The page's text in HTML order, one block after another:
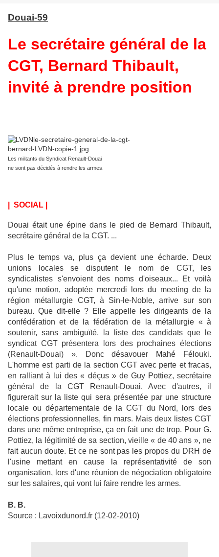
Douai-59
Le secrétaire général de la
CGT, Bernard Thibault,
invité à prendre position
Les militants du Syndicat Renault-Douai
ne sont pas décidés à rendre les armes.
| SOCIAL |
Douai était une épine dans le pied de Bernard Thibault,
secrétaire général de la CGT. ...
Plus le temps va, plus ça devient une écharde. Deux
unions locales se disputent le nom de CGT, les
syndicalistes s'envoient des noms d'oiseaux... Et voilà
qu'une motion, adoptée mercredi lors du meeting de la
région métallurgie CGT, à Sin-le-Noble, arrive sur son
bureau. Que dit-elle ? Elle appelle les dirigeants de la
confédération et de la fédération de la métallurgie « à
soutenir, sans ambiguïté, la liste des candidats que le
syndicat CGT présentera lors des prochaines élections
(Renault-Douai) ». Donc désavouer Mahé Félouki.
L'homme est parti de la section CGT avec perte et fracas,
en ralliant à lui des « déçus » de Guy Pottiez, secrétaire
général de la CGT Renault-Douai. Avec d'autres, il
figurerait sur la liste qui sera présentée par une structure
locale ou départementale de la CGT du Nord, lors des
élections professionnelles, fin mars. Mais deux listes CGT
dans une même entreprise, ça en fait une de trop. Pour G.
Pottiez, la légitimité de sa section, vieille « de 40 ans », ne
fait aucun doute. Et ce ne sont pas les propos du DRH de
l'usine mettant en cause la représentativité de son
organisation, lors d'une réunion de négociation obligatoire
sur les salaires, qui vont lui faire rendre les armes.
B. B.
Source : Lavoixdunord.fr (12-02-2010)